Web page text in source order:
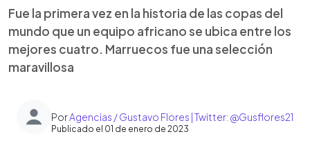
Fue la primera vez en la historia de las copas del
mundo que un equipo africano se ubica entre los
mejores cuatro. Marruecos fue una selección
maravillosa
PorAgencias / Gustavo Flores | Twitter: @Gusflores21
Publicado el 01 de enero de 2023